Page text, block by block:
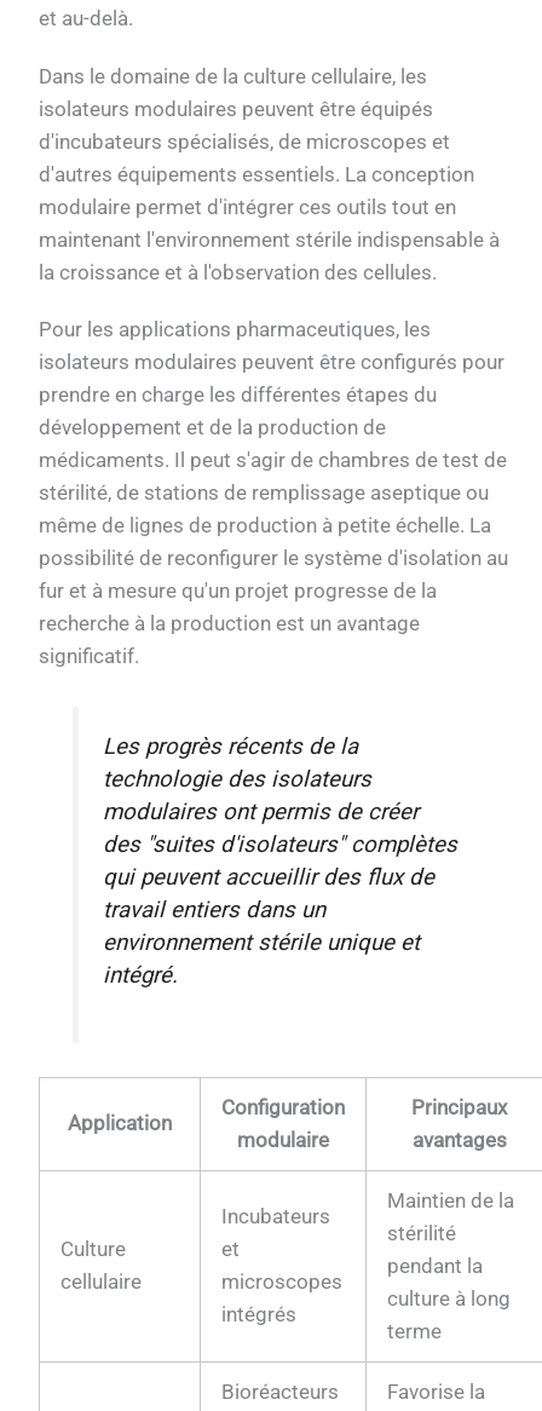
et au-delà.
Dans le domaine de la culture cellulaire, les
isolateurs modulaires peuvent être équipés
d'incubateurs spécialisés, de microscopes et
d'autres équipements essentiels. La conception
modulaire permet d'intégrer ces outils tout en
maintenant l'environnement stérile indispensable à
la croissance et à l'observation des cellules.
Pour les applications pharmaceutiques, les
isolateurs modulaires peuvent être configurés pour
prendre en charge les différentes étapes du
développement et de la production de
médicaments. Il peut s'agir de chambres de test de
stérilité, de stations de remplissage aseptique ou
même de lignes de production à petite échelle. La
possibilité de reconfigurer le système d'isolation au
fur et à mesure qu'un projet progresse de la
recherche à la production est un avantage
significatif.
Les progrès récents de la
technologie des isolateurs
modulaires ont permis de créer
des "suites d'isolateurs" complètes
qui peuvent accueillir des flux de
travail entiers dans un
environnement stérile unique et
intégré.
Application
Configuration
modulaire
Principaux
avantages
Culture
cellulaire
Incubateurs
et
microscopes
intégrés
Maintien de la
stérilité
pendant la
culture à long
terme
Bioréacteurs
Favorise la